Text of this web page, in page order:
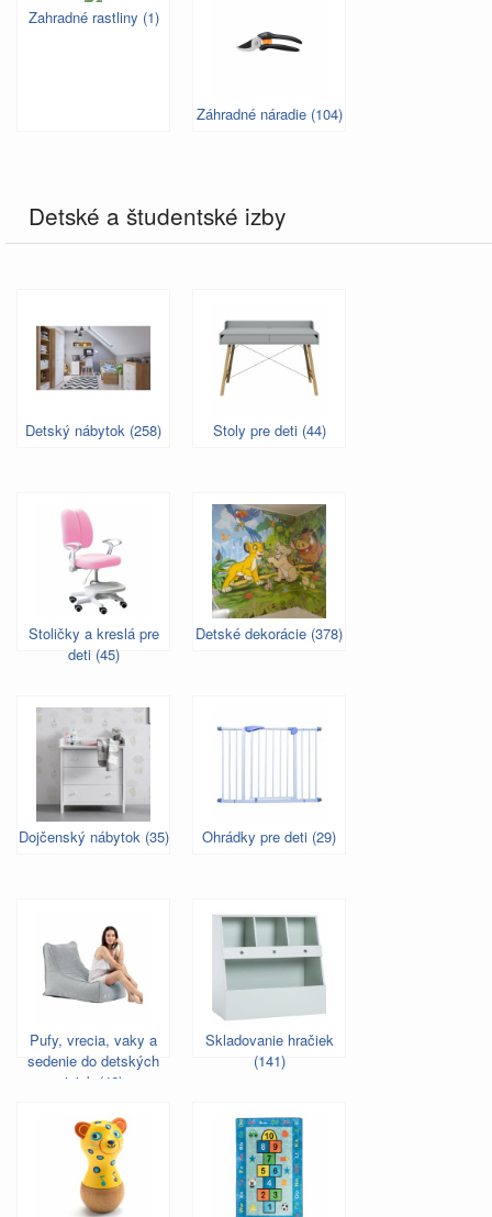
Zahradné rastliny (1)
Záhradné náradie (104)
Detské a študentské izby
Detský nábytok (258) Stoly pre deti (44)
Stoličky a kreslá pre
deti (45)
Detské dekorácie (378)
Dojčenský nábytok (35) Ohrádky pre deti (29)
Pufy, vrecia, vaky a
sedenie do detských
izieb (46)
Skladovanie hračiek
(141)